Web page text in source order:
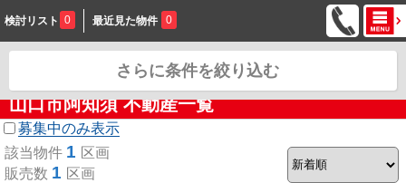
検討リスト 0 最近見た物件 0
山口市阿知須 不動産一覧
募集中のみ表示
該当物件 1 区画
販売数 1 区画
さらに条件を絞り込む